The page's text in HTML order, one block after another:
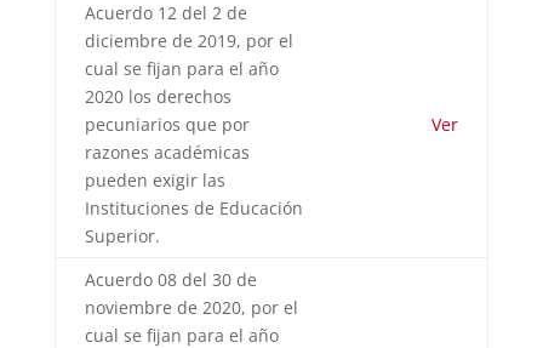
Acuerdo 12 del 2 de
diciembre de 2019, por el
cual se fijan para el año
2020 los derechos
pecuniarios que por
razones académicas
pueden exigir las
Instituciones de Educación
Superior.
Ver
Acuerdo 08 del 30 de
noviembre de 2020, por el
cual se fijan para el año